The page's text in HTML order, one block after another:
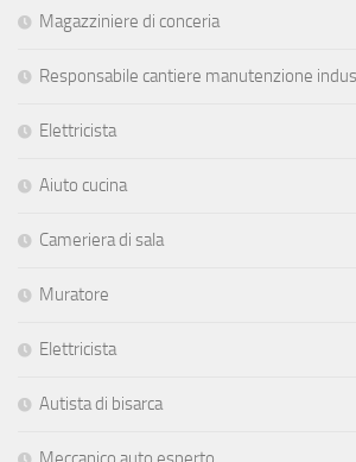
Magazziniere di conceria
Responsabile cantiere manutenzione
Elettricista
Aiuto cucina
Cameriera di sala
Muratore
Elettricista
Autista di bisarca